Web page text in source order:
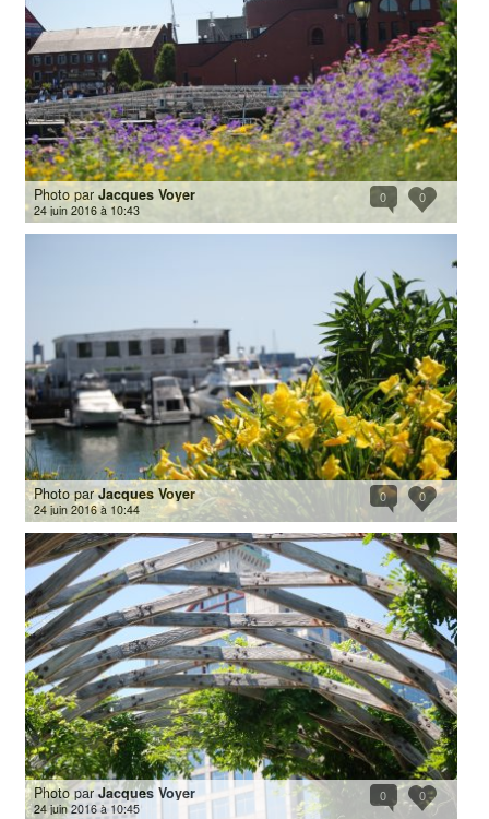
0
0
Photo par Jacques Voyer
24 juin 2016 à 10:43
0
0
Photo parJacques Voyer
24 juin 2016 à 10:44
0
0
Photo par Jacques Voyer
24 juin 2016 à 10:45